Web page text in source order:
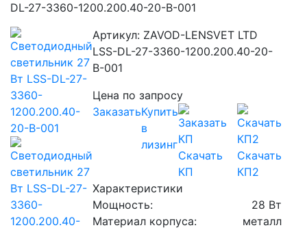
DL-27-3360-1200.200.40-20-B-001
Артикул: ZAVOD-LENSVET LTD
LSS-DL-27-3360-1200.200.40-20-
B-001
Характеристики
Мощность:
28 Вт
Материал корпуса:
металл
Цена по запросу
ЗаказатьКупить
в
лизинг
Скачать
КП
Скачать
КП2